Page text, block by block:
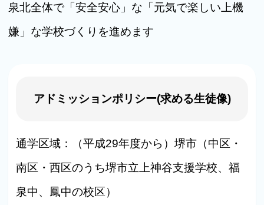
泉北全体で「安全安心」な「元気で楽しい上機
嫌」な学校づくりを進めます
アドミッションポリシー(求める生徒像)
通学区域：（平成29年度から）堺市（中区・
南区・西区のうち堺市立上神谷支援学校、福
泉中、鳳中の校区）